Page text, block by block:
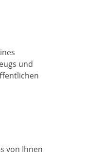
und
von Ihnen